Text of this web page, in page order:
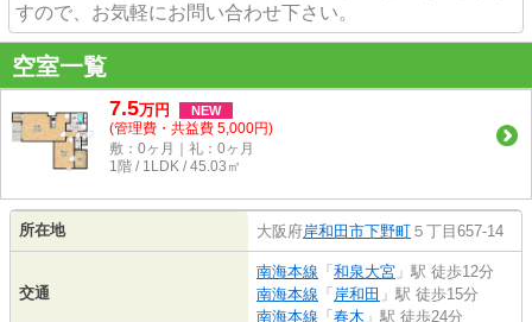
すので、お気軽にお問い合わせ下さい。
空室一覧
7.5万円 NEW
(管理費・共益費 5,000円)
敷：0ヶ月｜礼：0ヶ月
1階 / 1LDK / 45.03㎡
所在地 大阪府岸和田市下野町 ５丁目657-14
交通
南海本線 「 和泉大宮 」駅 徒歩12分
南海本線 「 岸和田 」駅 徒歩15分
南海本線 「 春木 」駅 徒歩24分